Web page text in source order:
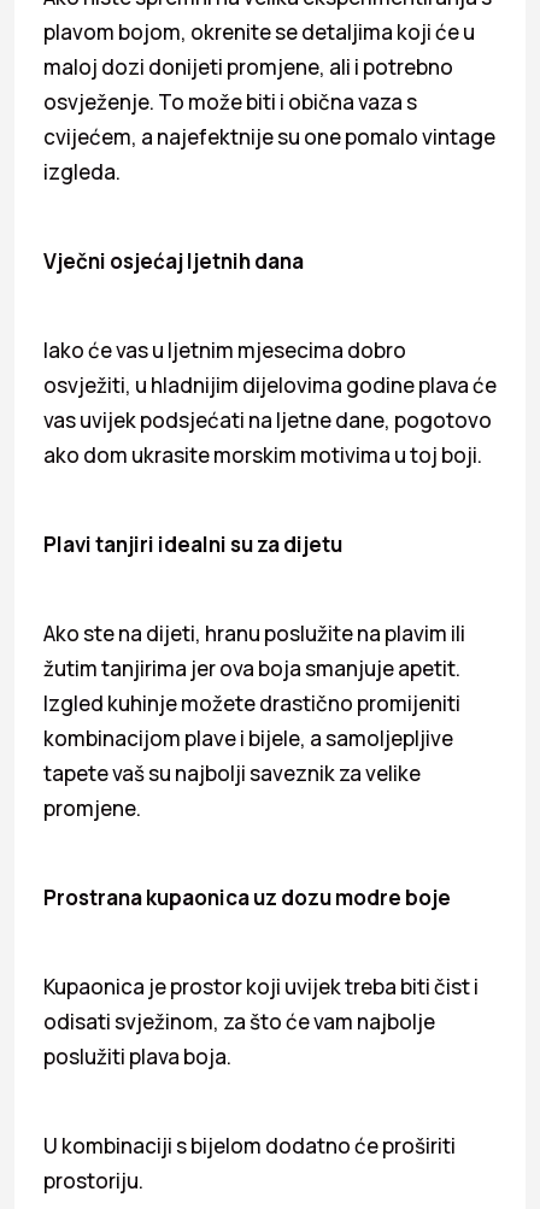
plavom bojom, okrenite se detaljima koji će u
maloj dozi donijeti promjene, ali i potrebno
osvježenje. To može biti i obična vaza s
cvijećem, a najefektnije su one pomalo vintage
izgleda.
Vječni osjećaj ljetnih dana
Iako će vas u ljetnim mjesecima dobro
osvježiti, u hladnijim dijelovima godine plava će
vas uvijek podsjećati na ljetne dane, pogotovo
ako dom ukrasite morskim motivima u toj boji.
Plavi tanjiri idealni su za dijetu
Ako ste na dijeti, hranu poslužite na plavim ili
žutim tanjirima jer ova boja smanjuje apetit.
Izgled kuhinje možete drastično promijeniti
kombinacijom plave i bijele, a samoljepljive
tapete vaš su najbolji saveznik za velike
promjene.
Prostrana kupaonica uz dozu modre boje
Kupaonica je prostor koji uvijek treba biti čist i
odisati svježinom, za što će vam najbolje
poslužiti plava boja.
U kombinaciji s bijelom dodatno će proširiti
prostoriju.